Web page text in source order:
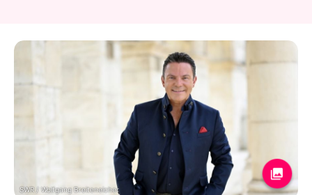
SWR / Wolfgang Breiteneicher